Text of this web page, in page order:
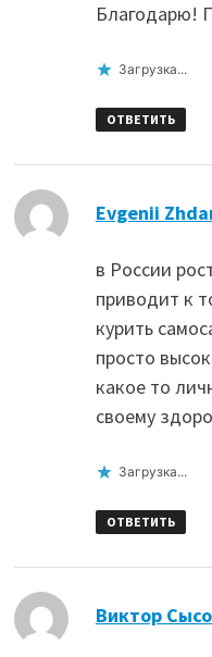
Благодарю!
Загрузка...
ОТВЕТИТЬ
Evgenii
в России
приводит к
курить
просто
какое то
своему
Загрузка...
ОТВЕТИТЬ
Виктор